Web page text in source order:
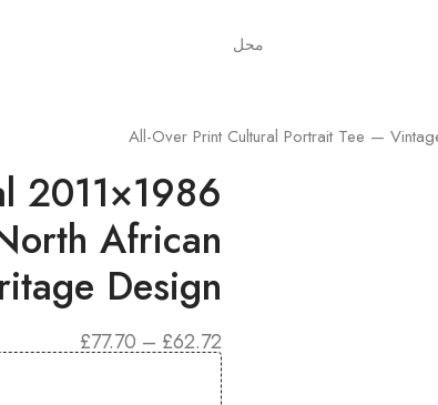
محل
African
Design
£62.72
–
£77.70 نطاق
السعر: